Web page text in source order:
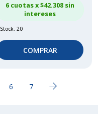
6 cuotas x $42.308 sin
intereses
Stock: 20
COMPRAR
6 7